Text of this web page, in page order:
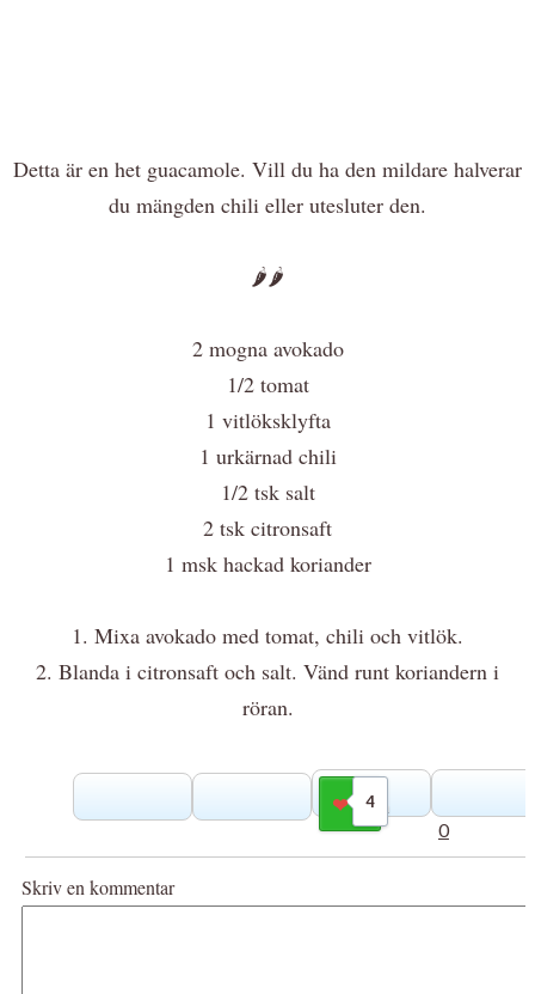
Detta är en het guacamole. Vill du ha den mildare halverar
du mängden chili eller utesluter den.
🌶🌶
2 mogna avokado
1/2 tomat
1 vitlöksklyfta
1 urkärnad chili
1/2 tsk salt
2 tsk citronsaft
1 msk hackad koriander
1. Mixa avokado med tomat, chili och vitlök.
2. Blanda i citronsaft och salt. Vänd runt koriandern i
röran.
4
Gilla
0
Skriv en kommentar